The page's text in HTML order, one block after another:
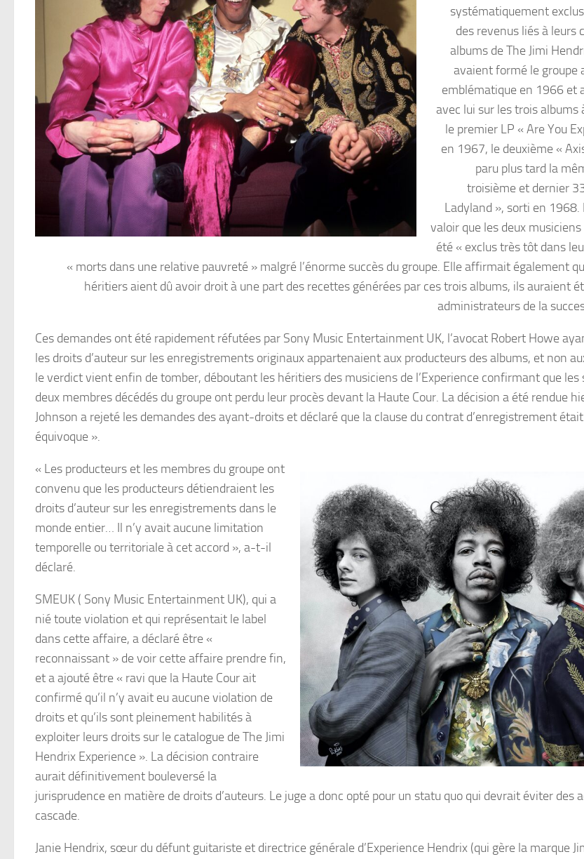
systématiquement
des revenus liés à leurs
albums de The Jimi
avaient formé le groupe
emblématique en 1966 et
avec lui sur les trois albums
le premier LP « Are You
en 1967, le deuxième «
paru plus tard la
troisième et dernier
Ladyland », sorti en
valoir que les deux
été « exclus très tôt dans
« morts dans une relative pauvreté » malgré l’énorme succès du groupe. Elle affirmait également
héritiers aient dû avoir droit à une part des recettes générées par ces trois albums, ils auraient
administrateurs de la
Ces demandes ont été rapidement réfutées par Sony Music Entertainment UK, l’avocat Robert Howe
les droits d’auteur sur les enregistrements originaux appartenaient aux producteurs des albums, et non
le verdict vient enfin de tomber, déboutant les héritiers des musiciens de l’Experience confirmant que les
deux membres décédés du groupe ont perdu leur procès devant la Haute Cour. La décision a été rendue
Johnson a rejeté les demandes des ayant-droits et déclaré que la clause du contrat d’enregistrement
équivoque ».
« Les producteurs et les membres du groupe ont
convenu que les producteurs détiendraient les
droits d’auteur sur les enregistrements dans le
monde entier… Il n’y avait aucune limitation
temporelle ou territoriale à cet accord », a-t-il
déclaré.
SMEUK ( Sony Music Entertainment UK), qui a
nié toute violation et qui représentait le label
dans cette affaire, a déclaré être «
reconnaissant » de voir cette affaire prendre fin,
et a ajouté être « ravi que la Haute Cour ait
confirmé qu’il n’y avait eu aucune violation de
droits et qu’ils sont pleinement habilités à
exploiter leurs droits sur le catalogue de The Jimi
Hendrix Experience ». La décision contraire
aurait définitivement bouleversé la
jurisprudence en matière de droits d’auteurs. Le juge a donc opté pour un statu quo qui devrait éviter des
cascade.
Janie Hendrix, sœur du défunt guitariste et directrice générale d’Experience Hendrix (qui gère la marque